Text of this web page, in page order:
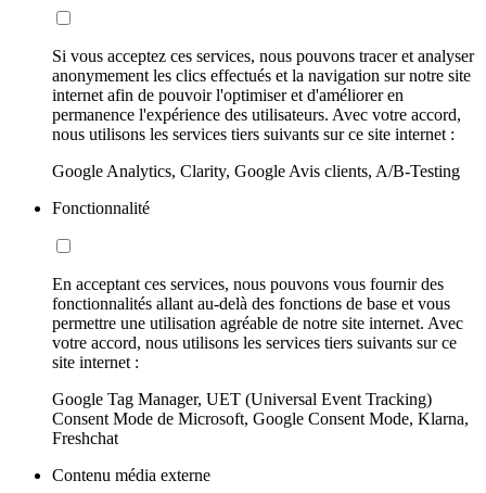
Si vous acceptez ces services, nous pouvons tracer et analyser
anonymement les clics effectués et la navigation sur notre site
internet afin de pouvoir l'optimiser et d'améliorer en
permanence l'expérience des utilisateurs. Avec votre accord,
nous utilisons les services tiers suivants sur ce site internet :
Google Analytics, Clarity, Google Avis clients, A/B-Testing
Fonctionnalité
En acceptant ces services, nous pouvons vous fournir des
fonctionnalités allant au-delà des fonctions de base et vous
permettre une utilisation agréable de notre site internet. Avec
votre accord, nous utilisons les services tiers suivants sur ce
site internet :
Google Tag Manager, UET (Universal Event Tracking)
Consent Mode de Microsoft, Google Consent Mode, Klarna,
Freshchat
Contenu média externe